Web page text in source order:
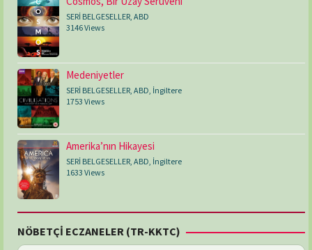
SERİ BELGESELLER ABD
3146 Views
Medeniyetler
SERİ BELGESELLER ABD İngiltere
1753 Views
Amerika’nın Hikayesi
SERİ BELGESELLER ABD İngiltere
1633 Views
NÖBETÇİ ECZANELER (TR-KKTC)